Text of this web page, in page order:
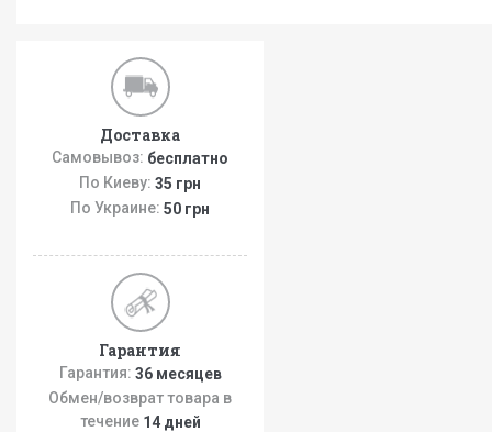
Доставка
Самовывоз: бесплатно
По Киеву: 35 грн
По Украине: 50 грн
Гарантия
Гарантия: 36 месяцев
Обмен/возврат товара в
течение 14 дней